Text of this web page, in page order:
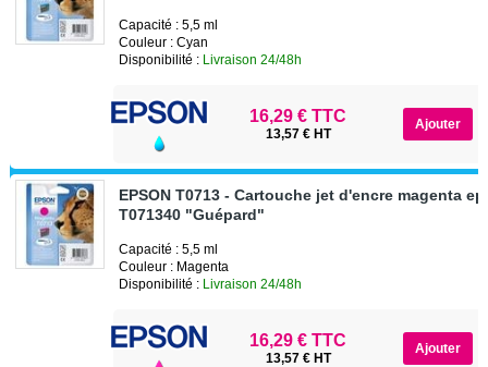
Capacité : 5,5 ml
Couleur : Cyan
Disponibilité : Livraison 24/48h
16,29 € TTC
13,57 € HT
EPSON T0713 - Cartouche jet d'encre magenta
T071340 "Guépard"
Capacité : 5,5 ml
Couleur : Magenta
Disponibilité : Livraison 24/48h
16,29 € TTC
13,57 € HT